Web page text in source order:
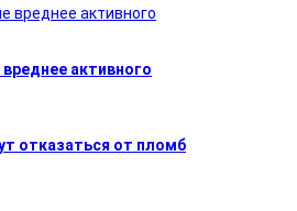
активного
отказаться от пломб